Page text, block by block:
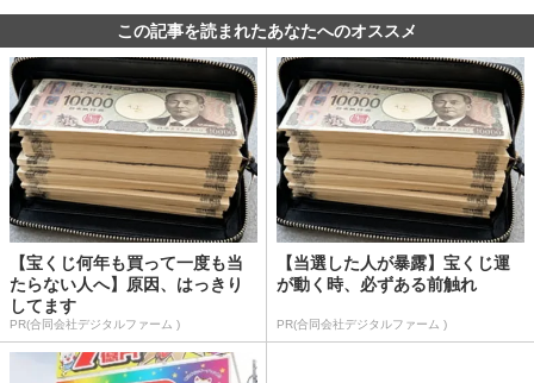
この記事を読まれたあなたへのオススメ
【宝くじ何年も買って一度も当
たらない人へ】原因、はっきり
してます
PR(合同会社デジタルファーム )
【当選した人が暴露】宝くじ運
が動く時、必ずある前触れ
PR(合同会社デジタルファーム )